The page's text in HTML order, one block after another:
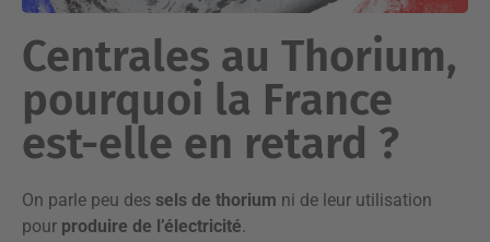
Centrales au Thorium,
pourquoi la France
est-elle en retard ?
On parle peu des sels de thorium ni de leur utilisation
pour produire de l’électricité.